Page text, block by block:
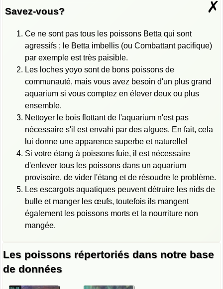
✗
Savez-vous?
Ce ne sont pas tous les poissons Betta qui sont
agressifs ; le Betta imbellis (ou Combattant pacifique)
par exemple est très paisible.
Les loches yoyo sont de bons poissons de
communauté, mais vous avez besoin d'un plus grand
aquarium si vous comptez en élever deux ou plus
ensemble.
Nettoyer le bois flottant de l'aquarium n'est pas
nécessaire s'il est envahi par des algues. En fait, cela
lui donne une apparence superbe et naturelle!
Si votre étang à poissons fuie, il est nécessaire
d'enlever tous les poissons dans un aquarium
provisoire, de vider l'étang et de résoudre le problème.
Les escargots aquatiques peuvent détruire les nids de
bulle et manger les œufs, toutefois ils mangent
également les poissons morts et la nourriture non
mangée.
Les poissons répertoriés dans notre base
de données